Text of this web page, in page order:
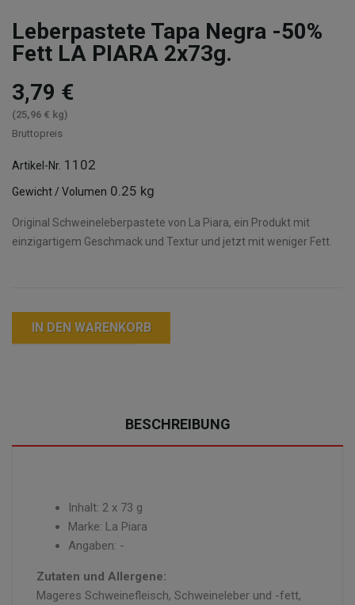
Leberpastete Tapa Negra -50%
Fett LA PIARA 2x73g.
3,79 €
(25,96 € kg)
Bruttopreis
Artikel-Nr. 1102
Gewicht / Volumen 0.25 kg
Original Schweineleberpastete von La Piara, ein Produkt mit
einzigartigem Geschmack und Textur und jetzt mit weniger Fett.
IN DEN WARENKORB
BESCHREIBUNG
Inhalt: 2 x 73 g
Marke: La Piara
Angaben: -
Zutaten und Allergene:
Mageres Schweinefleisch, Schweineleber und -fett,